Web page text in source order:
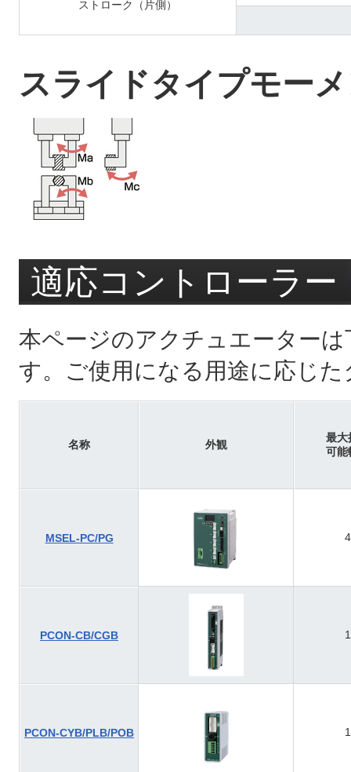
ストローク（片側）
スライドタイプモー
適応コントローラー
本ページのアクチュエーター
す。ご使用になる用途に応じ
名称 外観
最大
可能
MSEL-PC/PG 4
PCON-CB/CGB 1
PCON-CYB/PLB/POB 1